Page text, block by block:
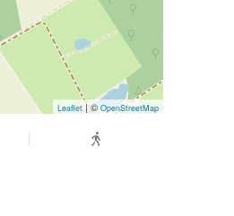
Leaflet | © OpenStreetMap